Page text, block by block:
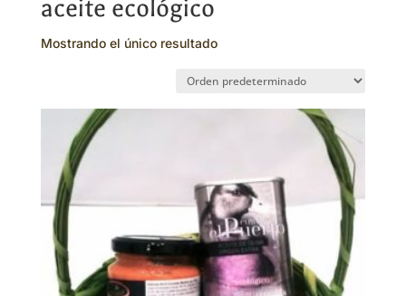
aceite ecológico
Mostrando el único resultado